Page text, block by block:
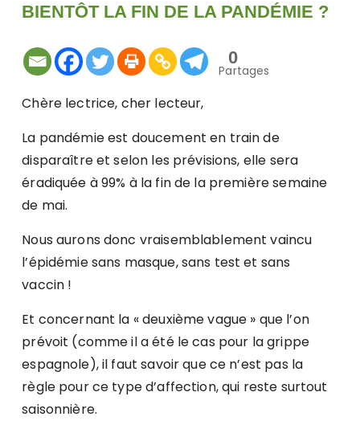
BIENTÔT LA FIN DE LA PANDÉMIE ?
0
Partages
Chère lectrice, cher lecteur,
La pandémie est doucement en train de
disparaître et selon les prévisions, elle sera
éradiquée à 99% à la fin de la première semaine
de mai.
Nous aurons donc vraisemblablement vaincu
l’épidémie sans masque, sans test et sans
vaccin !
Et concernant la « deuxième vague » que l’on
prévoit (comme il a été le cas pour la grippe
espagnole), il faut savoir que ce n’est pas la
règle pour ce type d’affection, qui reste surtout
saisonnière.